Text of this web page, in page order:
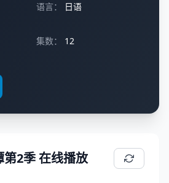
语言： 日语
集数： 12
2季 在线播放